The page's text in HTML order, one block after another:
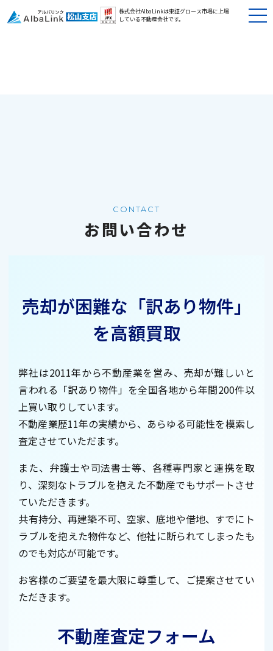
株式会社AlbaLinkは東証グロース市場に上場
している不動産会社です。
CONTACT
お問い合わせ
売却が困難な「訳あり物件」
を高額買取
弊社は2011年から不動産業を営み、売却が難しいと
言われる「訳あり物件」を全国各地から年間200件以
上買い取りしています。
不動産業歴11年の実績から、あらゆる可能性を模索し
査定させていただます。
また、弁護士や司法書士等、各種専門家と連携を取
り、深刻なトラブルを抱えた不動産でもサポートさせ
ていただきます。
共有持分、再建築不可、空家、底地や借地、すでにト
ラブルを抱えた物件など、他社に断られてしまったも
のでも対応が可能です。
お客様のご要望を最大限に尊重して、ご提案させてい
ただきます。
不動産査定フォーム